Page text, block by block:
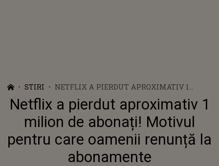
STIRI
NETFLIX A PIERDUT APROXIMATIV 1
MILION DE ABONAȚI! MOTIVUL PENTRU
CARE OAMENII RENUNȚĂ LA
ABONAMENTE
Netflix a pierdut aproximativ 1
milion de abonați! Motivul
pentru care oamenii renunță la
abonamente